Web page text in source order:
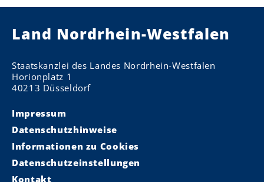
Land Nordrhein-Westfalen
Staatskanzlei des Landes Nordrhein-Westfalen
Horionplatz 1
40213 Düsseldorf
Impressum
Datenschutzhinweise
Informationen zu Cookies
Datenschutzeinstellungen
Kontakt